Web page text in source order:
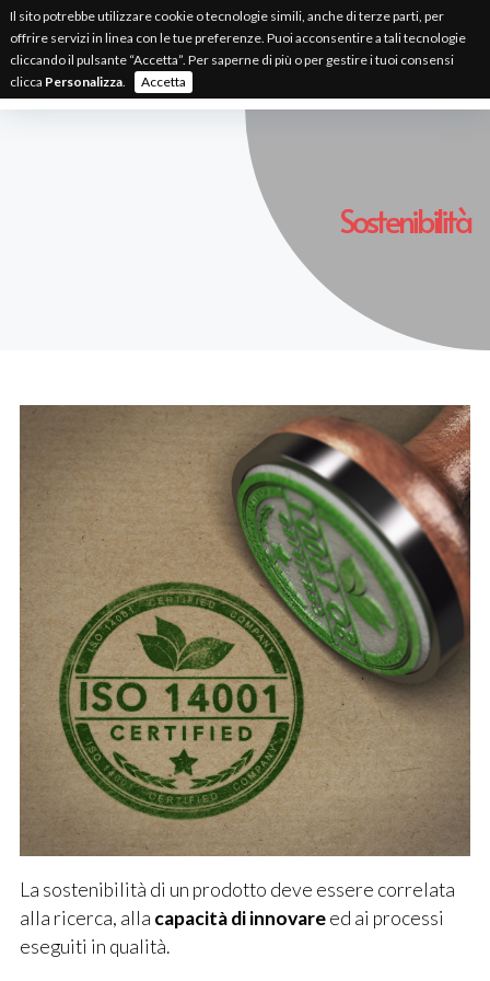
IT EN FR
Sostenibilità
La sostenibilità di un prodotto deve essere correlata
alla ricerca, alla capacità di innovareed ai processi
eseguiti in qualità.
Il sito potrebbe utilizzare cookie o tecnologie simili, anche di terze parti, per
offrire servizi in linea con le tue preferenze. Puoi acconsentire a tali tecnologie
cliccando il pulsante “Accetta”. Per saperne di più o per gestire i tuoi consensi
clicca Personalizza. Accetta